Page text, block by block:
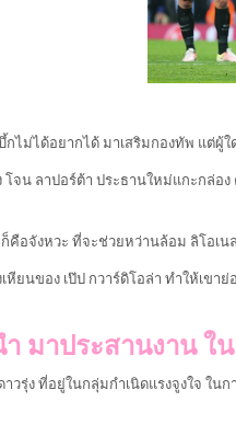
ม่ได้อยากได้ มาเสริมกองทัพ แต่ผู้
น ลาปอร์ต้า ประธานใหม่แกะกล่อ
คือจังหวะ ที่จะช่วยหว่านล้อม ลิโอเ
ยนของ เป๊ป กวาร์ดิโอล่า ทำให้เข
มาประสานงาน ใ
รุ่ง ที่อยู่ในกลุ่มกำเนิดแรงจูงใจ ใ